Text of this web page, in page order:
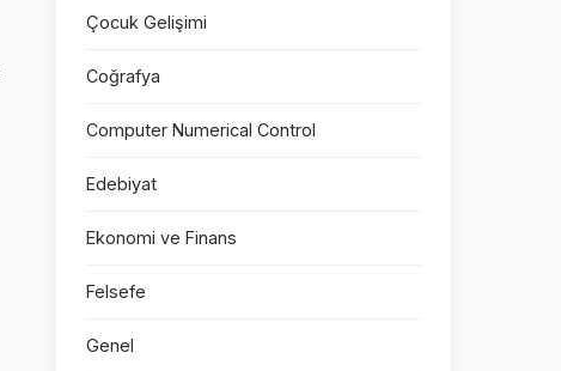
Çocuk Gelişimi
Coğrafya
Computer Numerical Control
Edebiyat
Ekonomi ve Finans
Felsefe
Genel